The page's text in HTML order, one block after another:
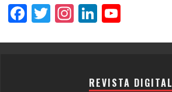
Facebook
Twitter
Instagram
LinkedIn
REVISTA DIGITAL